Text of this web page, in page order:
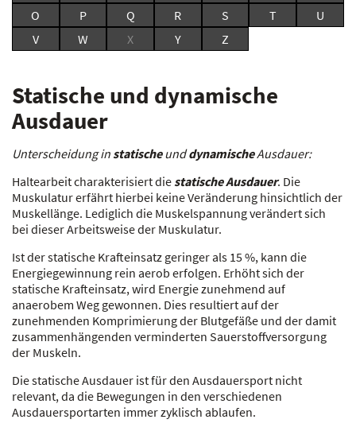
O
P Q R S T
U
V
W X Y Z
Statische und dynamische
Ausdauer
Unterscheidung instatischeunddynamischeAusdauer:
Haltearbeit charakterisiert diestatische Ausdauer. Die
Muskulatur erfährt hierbei keine Veränderung hinsichtlich der
Muskellänge. Lediglich die Muskelspannung verändert sich
bei dieser Arbeitsweise der Muskulatur.
Ist der statische Krafteinsatz geringer als 15 %, kann die
Energiegewinnung rein aerob erfolgen. Erhöht sich der
statische Krafteinsatz, wird Energie zunehmend auf
anaerobem Weg gewonnen. Dies resultiert auf der
zunehmenden Komprimierung der Blutgefäße und der damit
zusammenhängenden verminderten Sauerstoffversorgung
der Muskeln.
Die statische Ausdauer ist für den Ausdauersport nicht
relevant, da die Bewegungen in den verschiedenen
Ausdauersportarten immer zyklisch ablaufen.